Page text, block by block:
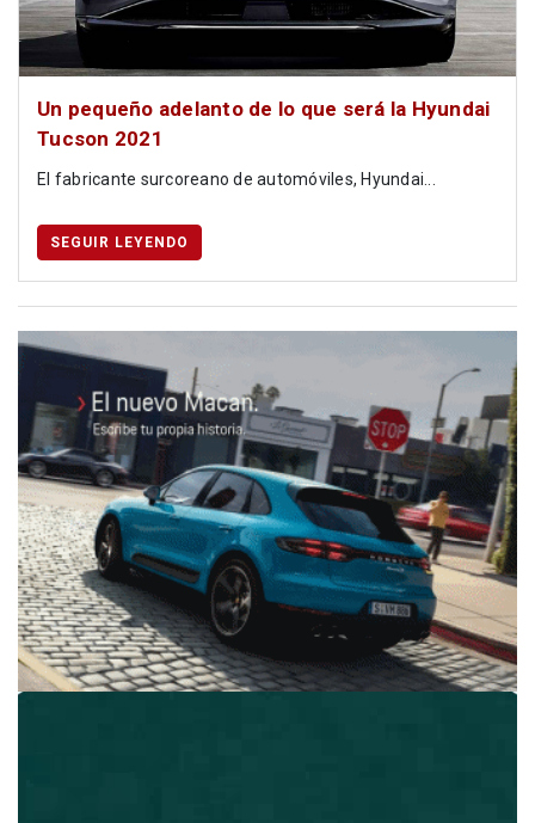
Un pequeño adelanto de lo que será la Hyundai
Tucson 2021
El fabricante surcoreano de automóviles, Hyundai...
SEGUIR LEYENDO